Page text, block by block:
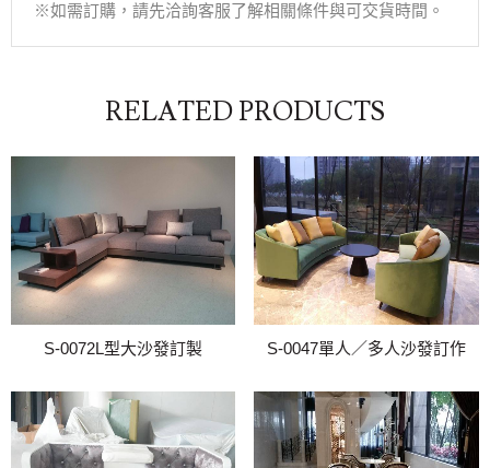
※如需訂購，請先洽詢客服了解相關條件與可交貨時間。
RELATED PRODUCTS
S-0072L型大沙發訂製 S-0047單人／多人沙發訂作